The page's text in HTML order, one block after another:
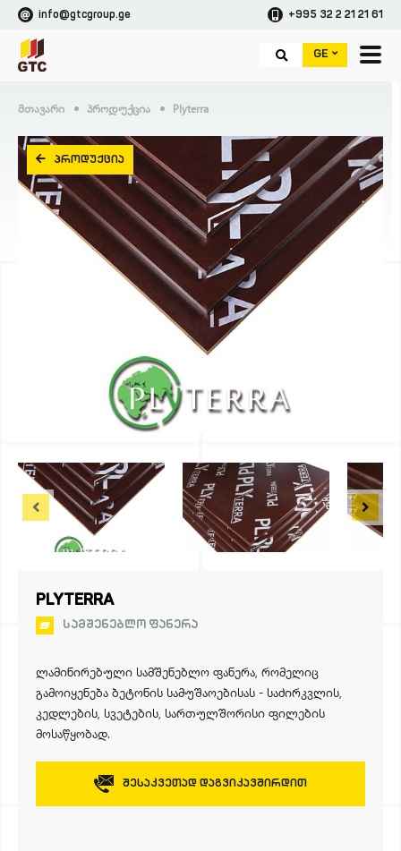
info@gtcgroup.ge +995 32 2 21 21 61
GE
Მთავარი Პროდუქცია Plyterra
ᲞᲠᲝᲓᲣᲥᲪᲘᲐ
PLYTERRA
ᲡᲐᲛᲨᲔᲜᲔᲑᲚᲝ ᲤᲐᲜᲔᲠᲐ
ლამინირებული სამშენებლო ფანერა, რომელიც
გამოიყენება ბეტონის სამუშაოებისას - საძირკვლის,
კედლების, სვეტების, სართულშორისი ფილების
მოსაწყობად.
Შესაკვეთად Დაგვიკავშირდით